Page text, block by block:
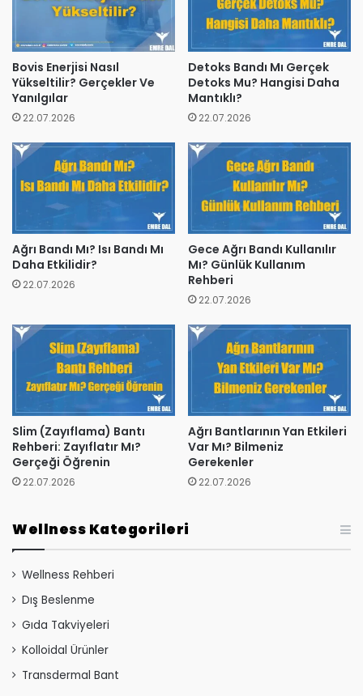
Bovis Enerjisi Nasıl
Yükseltilir? Gerçekler Ve
Yanılgılar
22.07.2026
Detoks Bandı Mı Gerçek
Detoks Mu? Hangisi Daha
Mantıklı?
22.07.2026
Ağrı Bandı Mı? Isı Bandı Mı
Daha Etkilidir?
22.07.2026
Gece Ağrı Bandı Kullanılır
Mı? Günlük Kullanım
Rehberi
22.07.2026
Slim (Zayıflama) Bantı
Rehberi: Zayıflatır Mı?
Gerçeği Öğrenin
22.07.2026
Ağrı Bantlarının Yan Etkileri
Var Mı? Bilmeniz
Gerekenler
22.07.2026
Wellness Kategorileri
Wellness Rehberi
Dış Beslenme
Gıda Takviyeleri
Kolloidal Ürünler
Transdermal Bant